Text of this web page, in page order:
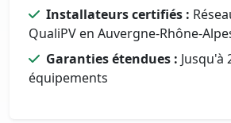
Installateurs certifiés :
QualiPV en Auvergne-Rhône-
Garanties étendues : Jusqu'à
équipements